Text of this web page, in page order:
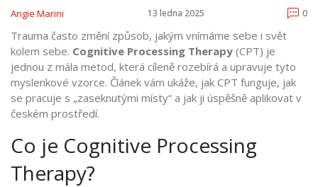
Angie Marini 13 ledna 2025 0
Trauma často změní způsob, jakým vnímáme sebe i svět
kolem sebe. Cognitive Processing Therapy (CPT) je
jednou z mála metod, která cíleně rozebírá a upravuje tyto
myslenkové vzorce. Článek vám ukáže, jak CPT funguje, jak
se pracuje s „zaseknutými místy“ a jak ji úspěšně aplikovat v
českém prostředí.
Co je Cognitive Processing
Therapy?